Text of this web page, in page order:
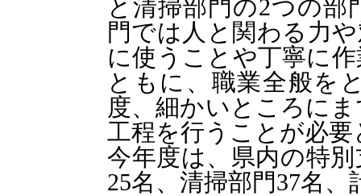
と清掃部門の2つの
門では人と関わる力
に使うことや丁寧に
ともに、職業全般を
度、細かいところに
工程を行うことが必
今年度は、県内の特
25名、清掃部門37名